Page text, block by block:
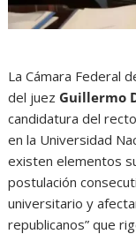
La Cámara Federal
del juez Guillermo
candidatura del
en la Universidad
existen elementos
postulación
universitario y
republicanos” que